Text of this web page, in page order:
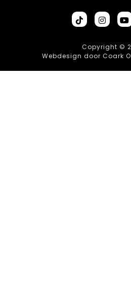
Copyright ©
Webdesign door Coark